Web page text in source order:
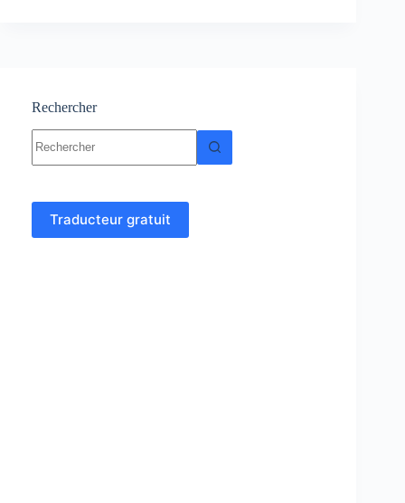
Examens
Rechercher
résultat
Traducteur gratuit